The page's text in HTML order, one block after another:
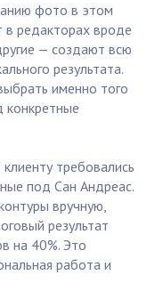
фото в этом
редакторах вроде
— создают всю
результата.
именно того
конкретные
требовались
под Сан Андреас.
вручную,
результат
на 40%. Это
работа и